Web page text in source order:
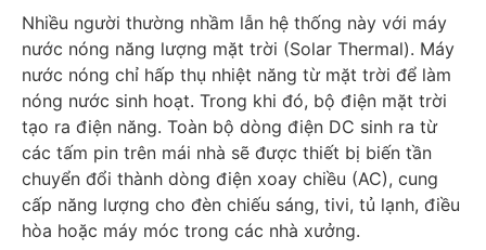
Nhiều người thường nhầm lẫn hệ thống này với máy
nước nóng năng lượng mặt trời (Solar Thermal). Máy
nước nóng chỉ hấp thụ nhiệt năng từ mặt trời để làm
nóng nước sinh hoạt. Trong khi đó, bộ điện mặt trời
tạo ra điện năng. Toàn bộ dòng điện DC sinh ra từ
các tấm pin trên mái nhà sẽ được thiết bị biến tần
chuyển đổi thành dòng điện xoay chiều (AC), cung
cấp năng lượng cho đèn chiếu sáng, tivi, tủ lạnh, điều
hòa hoặc máy móc trong các nhà xưởng.